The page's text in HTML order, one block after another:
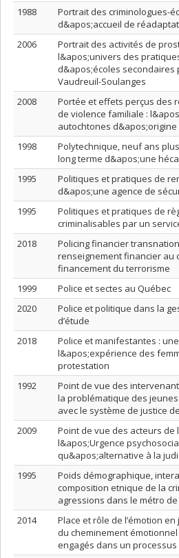
1988
Portrait des criminologues-
d&apos;accueil de
2006
Portrait des activités de
l&apos;univers des
d&apos;écoles secondaires
Vaudreuil-Soulanges
2008
Portée et effets perçus des
de violence familiale :
autochtones d&apos;origine
1998
Polytechnique, neuf ans
long terme d&apos;une
1995
Politiques et pratiques de
d&apos;une agence de
1995
Politiques et pratiques de
criminalisables par un
2018
Policing financier
renseignement financier au
financement du terrorisme
1999
Police et sectes au Québec
2020
Police et politique dans la
d’étude
2018
Police et manifestantes :
l&apos;expérience des
protestation
1992
Point de vue des
la problématique des
avec le système de justice
2009
Point de vue des acteurs de
l&apos;Urgence
qu&apos;alternative à la
1995
Poids démographique,
composition etnique de la
agressions dans le métro de
2014
Place et rôle de l’émotion
du cheminement
engagés dans un